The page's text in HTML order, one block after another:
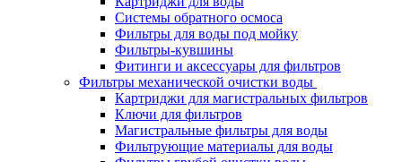
Системы обратного осмоса
Фильтры для воды под мойку
Фильтры-кувшины
Фитинги и аксессуары для фильтров
Фильтры механической очистки воды
Картриджи для магистральных фильтров
Ключи для фильтров
Магистральные фильтры для воды
Фильтрующие материалы для воды